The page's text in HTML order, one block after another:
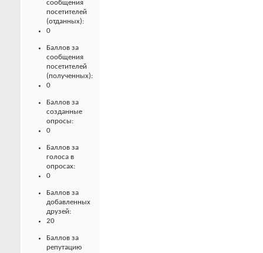
сообщения
посетителей
(отданных):
0
Баллов за
сообщения
посетителей
(полученных):
0
Баллов за
созданные
опросы:
0
Баллов за
голоса в
опросах:
0
Баллов за
добавленных
друзей:
20
Баллов за
репутацию